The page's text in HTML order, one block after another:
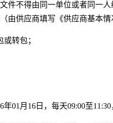
件不得由同一单位或者同一
由供应商填写《供应商基本情
转包；
01月16日，每天09:00至